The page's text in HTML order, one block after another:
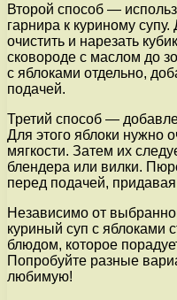
Второй способ —
гарнира к куриному
очистить и нарезать
сковороде с маслом до
с яблоками отдельно,
подачей.
Третий способ —
Для этого яблоки нужно
мягкости. Затем их
блендера или вилки.
перед подачей,
Независимо от
куриный суп с яблоками
блюдом, которое
Попробуйте разные
любимую!